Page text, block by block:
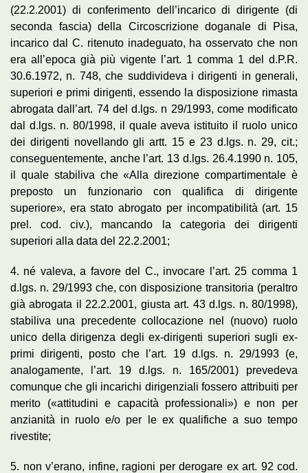
(22.2.2001) di conferimento dell’incarico di dirigente (di
seconda fascia) della Circoscrizione doganale di Pisa,
incarico dal C. ritenuto inadeguato, ha osservato che non
era all’epoca già più vigente l’art. 1 comma 1 del d.P.R.
30.6.1972, n. 748, che suddivideva i dirigenti in generali,
superiori e primi dirigenti, essendo la disposizione rimasta
abrogata dall’art. 74 del d.lgs. n 29/1993, come modificato
dal d.lgs. n. 80/1998, il quale aveva istituito il ruolo unico
dei dirigenti novellando gli artt. 15 e 23 d.lgs. n. 29, cit.;
conseguentemente, anche l’art. 13 d.lgs. 26.4.1990 n. 105,
il quale stabiliva che «Alla direzione compartimentale è
preposto un funzionario con qualifica di dirigente
superiore», era stato abrogato per incompatibilità (art. 15
prel. cod. civ.), mancando la categoria dei dirigenti
superiori alla data del 22.2.2001;
4. né valeva, a favore del C., invocare l’art. 25 comma 1
d.lgs. n. 29/1993 che, con disposizione transitoria (peraltro
già abrogata il 22.2.2001, giusta art. 43 d.lgs. n. 80/1998),
stabiliva una precedente collocazione nel (nuovo) ruolo
unico della dirigenza degli ex-dirigenti superiori sugli ex-
primi dirigenti, posto che l’art. 19 d.lgs. n. 29/1993 (e,
analogamente, l’art. 19 d.lgs. n. 165/2001) prevedeva
comunque che gli incarichi dirigenziali fossero attribuiti per
merito («attitudini e capacità professionali») e non per
anzianità in ruolo e/o per le ex qualifiche a suo tempo
rivestite;
5. non v’erano, infine, ragioni per derogare ex art. 92 cod.